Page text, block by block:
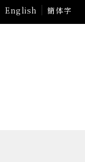
English 簡体字